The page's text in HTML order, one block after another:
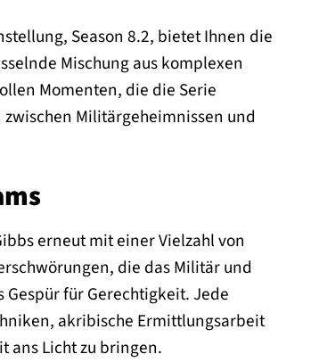
Season 8.2, bietet Ihnen die
Mischung aus komplexen
Momenten, die die Serie
zwischen Militärgeheimnissen und
erneut mit einer Vielzahl von
die das Militär und
für Gerechtigkeit. Jede
akribische Ermittlungsarbeit
ans Licht zu bringen.